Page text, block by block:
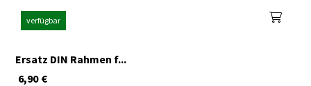
verfügbar
Ersatz DIN Rahmen f...
€
6,90